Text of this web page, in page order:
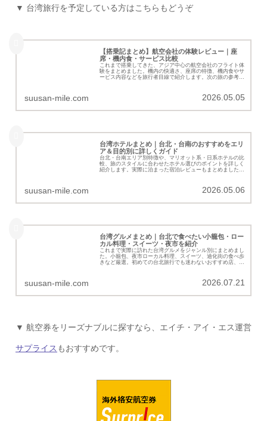
▼ 台湾旅行を予定している方はこちらもどうぞ
【搭乗記まとめ】航空会社の体験レビュー｜座
席・機内食・サービス比較
これまで搭乗してきた、アジア中心の航空会社のフライト体
験をまとめました。機内の快適さ、座席の特徴、機内食やサ
ービス内容などを旅行者目線で紹介します。次の旅の参考に
suusan-mile.com 2026.05.05
台湾ホテルまとめ｜台北・台南のおすすめをエリ
ア＆目的別に詳しくガイド
台北・台南エリア別特徴や、マリオット系・日系ホテルの比
較、旅のスタイルに合わせたホテル選びのポイントを詳しく
紹介します。実際に泊まった宿泊レビューもまとめました。
suusan-mile.com 2026.05.06
台湾グルメまとめ｜台北で食べたい小籠包・ロー
カル料理・スイーツ・夜市を紹介
これまで実際に訪れた台湾グルメをジャンル別にまとめまし
た。小籠包、夜市ローカル料理、スイーツ、迪化街の食べ歩
きなど厳選。初めての台北旅行でも迷わないおすすめ店、旅
suusan-mile.com 2026.07.21
▼ 航空券をリーズナブルに探すなら、エイチ・アイ・エス運営
サプライス もおすすめです。